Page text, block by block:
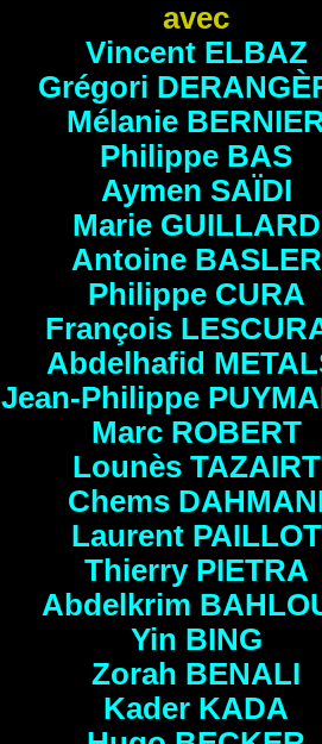
avec
Vincent ELBAZ
Grégori
Mélanie
Philippe BAS
Aymen SAÏDI
Marie GUILLARD
Antoine BASLER
Philippe CURA
François
Abdelhafid
Jean-Philippe
Marc ROBERT
Lounès TAZAIRT
Chems
Laurent PAILLOT
Thierry PIETRA
Abdelkrim
Yin BING
Zorah BENALI
Kader KADA